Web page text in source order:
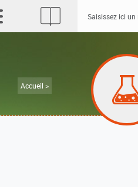
Accueil >